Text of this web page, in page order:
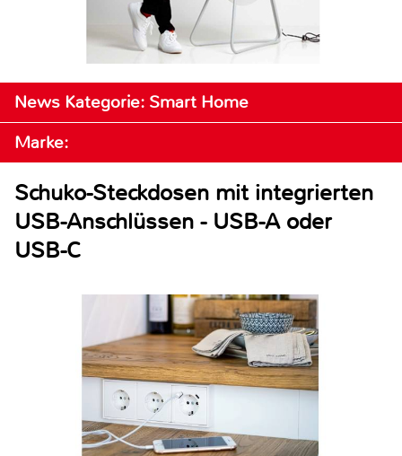
News Kategorie: Smart Home
Marke:
Schuko-Steckdosen mit integrierten
USB-Anschlüssen - USB-A oder
USB-C